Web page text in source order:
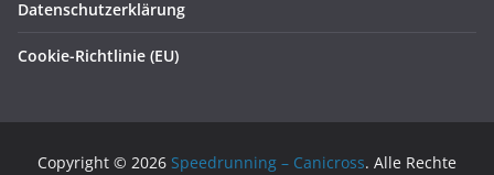
Datenschutzerklärung
Cookie-Richtlinie (EU)
Copyright © 2026 Speedrunning – Canicross. Alle Rechte